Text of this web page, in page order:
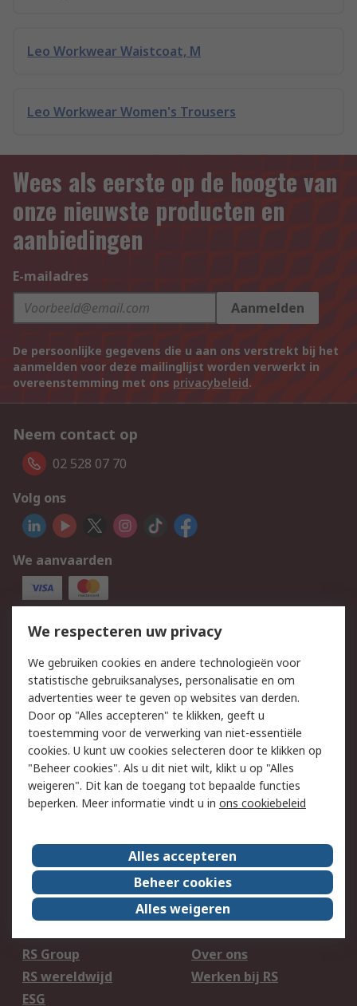
Leo Workwear Waistcoat, M
Leo Workwear Women's Trousers
Wees als eerste op de hoogte van
onze nieuwste producten en
aanbiedingen
E-mailadres
Aanmelden
De persoonlijke gegevens die u aan ons verstrekt bij het
aanmelden voor deze mailinglijst worden verwerkt in
overeenstemming met ons privacybeleid.
Neem contact op
02 528 07 70
Volg ons
We aanvaarden
Services
750.000 producten
2.500 merken
Bestellen
Inkoopoplossingen
Retouren
Technisch advies
Track & Trace
Wettelijk
Cookiebeleid
Email veiligheid
Bijgewerkt
Algemene
verkoopvoorwaarden
Over RS
RS Group
Over ons
RS wereldwijd
Werken bij RS
ESG
We respecteren uw privacy
We gebruiken cookies en andere technologieën voor
statistische gebruiksanalyses, personalisatie en om
advertenties weer te geven op websites van derden.
Door op "Alles accepteren" te klikken, geeft u
toestemming voor de verwerking van niet-essentiële
cookies. U kunt uw cookies selecteren door te klikken op
"Beheer cookies". Als u dit niet wilt, klikt u op "Alles
weigeren". Dit kan de toegang tot bepaalde functies
beperken. Meer informatie vindt u in ons cookiebeleid
Alles accepteren
Beheer cookies
Alles weigeren